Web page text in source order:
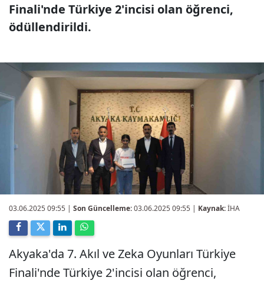
Finali'nde Türkiye 2'incisi olan öğrenci,
ödüllendirildi.
03.06.2025 09:55 | Son Güncelleme:03.06.2025 09:55 | Kaynak:İHA
Akyaka'da 7. Akıl ve Zeka Oyunları Türkiye
Finali'nde Türkiye 2'incisi olan öğrenci,